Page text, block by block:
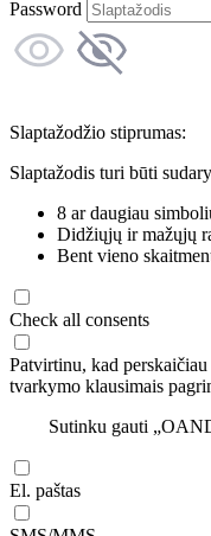
Password
Slaptažodžio stiprumas:
Slaptažodis turi būti
8 ar daugiau
Didžiųjų ir mažųjų
Bent vieno
Check all consents
Patvirtinu, kad
tvarkymo klausimais
Sutinku gauti
El. paštas